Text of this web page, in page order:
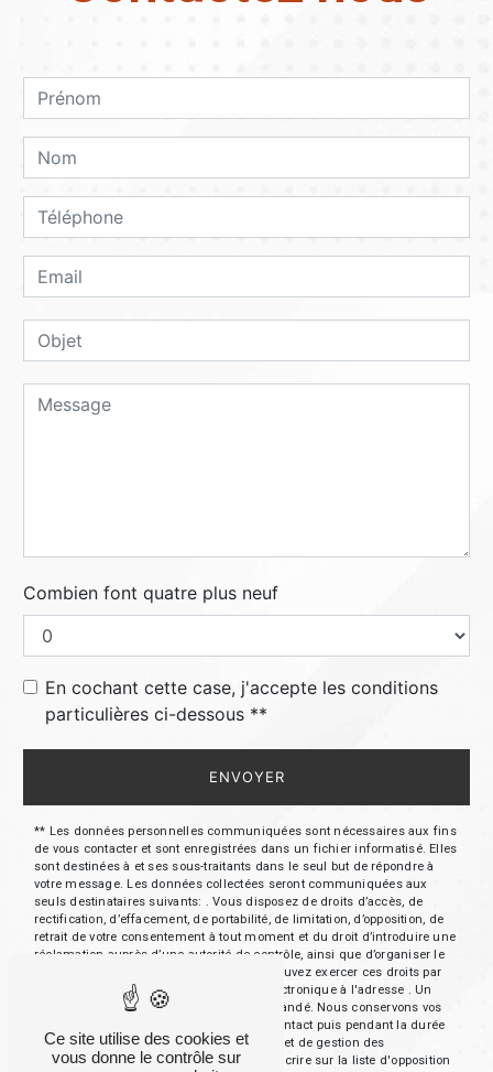
Combien font quatre plus neuf
En cochant cette case, j'accepte les conditions
particulières ci-dessous **
ENVOYER
** Les données personnelles communiquées sont nécessaires aux fins
de vous contacter et sont enregistrées dans un fichier informatisé. Elles
sont destinées à et ses sous-traitants dans le seul but de répondre à
votre message. Les données collectées seront communiquées aux
seuls destinataires suivants: . Vous disposez de droits d’accès, de
rectification, d’effacement, de portabilité, de limitation, d’opposition, de
retrait de votre consentement à tout moment et du droit d’introduire une
réclamation auprès d’une autorité de contrôle, ainsi que d’organiser le
sort de vos données post-mortem. Vous pouvez exercer ces droits par
voie postale à l'adresse ou par courrier électronique à l'adresse . Un
justificatif d'identité pourra vous être demandé. Nous conservons vos
données pendant la période de prise de contact puis pendant la durée
de prescription légale aux fins probatoires et de gestion des
contentieux. Vous avez le droit de vous inscrire sur la liste d'opposition
Ce site utilise des cookies et
vous donne le contrôle sur